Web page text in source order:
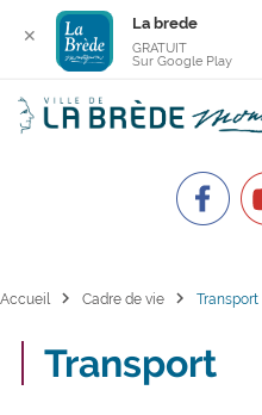
Accueil chevron_right Cadre de vie chevron_right Transport
Transport
✕
La brede
GRATUIT
Sur Google Play